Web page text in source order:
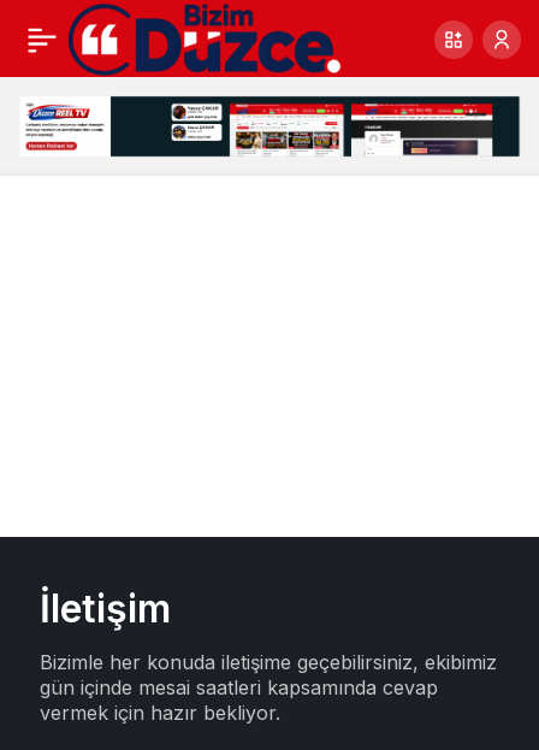
İletişim
Bizimle her konuda iletişime geçebilirsiniz, ekibimiz
gün içinde mesai saatleri kapsamında cevap
vermek için hazır bekliyor.